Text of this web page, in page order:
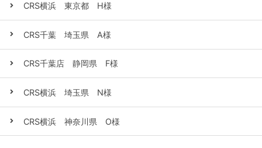
CRS横浜 東京都 H様
CRS千葉 埼玉県 A様
CRS千葉店 静岡県 F様
CRS横浜 埼玉県 N様
CRS横浜 神奈川県 O様